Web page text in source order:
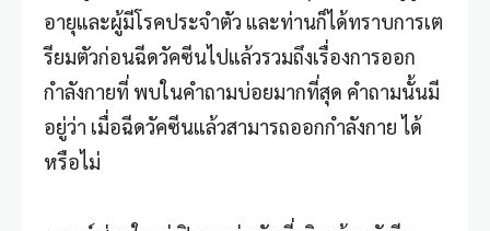
อายุและผู้มีโรคประจำตัว และท่านก็ได้ทราบการเต
รียมตัวก่อนฉีดวัคซีนไปแล้วรวมถึงเรื่องการออก
กำลังกายที่ พบในคำถามบ่อยมากที่สุด คำถามนั้นมี
อยู่ว่า เมื่อฉีดวัคซีนแล้วสามารถออกกำลังกาย ได้
หรือไม่